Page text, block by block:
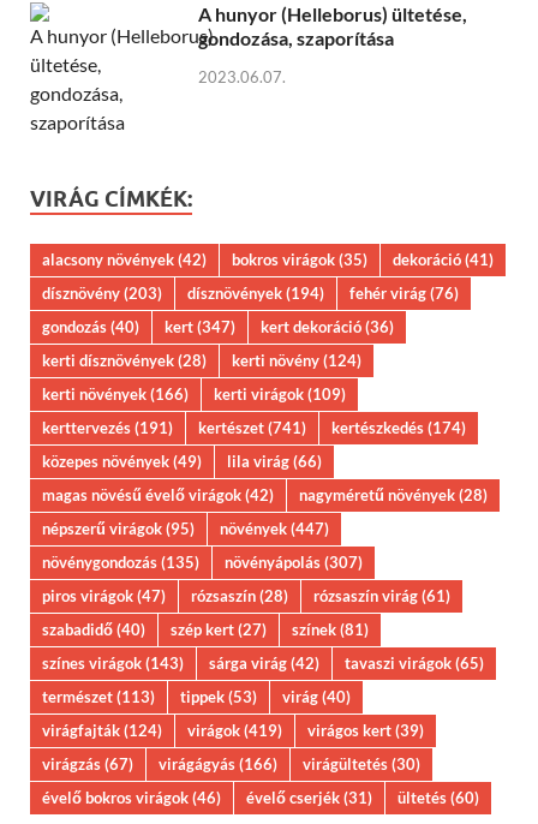
A hunyor (Helleborus) ültetése,
gondozása, szaporítása
2023.06.07.
VIRÁG CÍMKÉK:
alacsony növények(42) bokros virágok(35) dekoráció(41)
dísznövény(203) dísznövények(194) fehér virág(76)
gondozás(40) kert(347) kert dekoráció(36)
kerti dísznövények(28) kerti növény(124)
kerti növények(166) kerti virágok(109)
kerttervezés(191) kertészet(741) kertészkedés(174)
közepes növények(49) lila virág(66)
magas növésű évelő virágok(42) nagyméretű növények(28)
népszerű virágok(95) növények(447)
növénygondozás(135) növényápolás(307)
piros virágok(47) rózsaszín(28) rózsaszín virág(61)
szabadidő(40) szép kert(27) színek(81)
színes virágok(143) sárga virág(42) tavaszi virágok(65)
természet(113) tippek(53) virág(40)
virágfajták(124) virágok(419) virágos kert(39)
virágzás(67) virágágyás(166) virágültetés(30)
évelő bokros virágok(46) évelő cserjék(31) ültetés(60)